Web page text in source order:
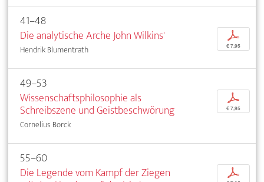
41–48
Die analytische Arche John Wilkins'
Hendrik Blumentrath
p
€ 7,95
49–53
Wissenschaftsphilosophie als
Schreibszene und Geistbeschwörung
Cornelius Borck
p
€ 7,95
55–60
Die Legende vom Kampf der Ziegen
p